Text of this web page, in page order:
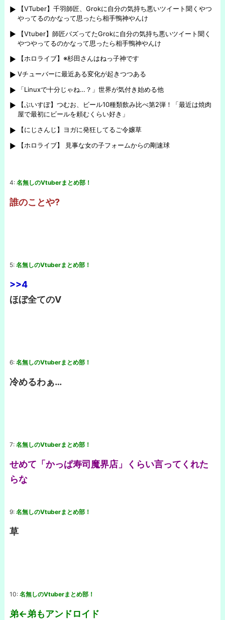
【VTuber】千羽師匠、Grokに自分の気持ち悪いツイート聞くやつ
やってるのかなって思ったら相手鴨神やんけ
【Vtuber】師匠バズってたGrokに自分の気持ち悪いツイート聞く
やつやってるのかなって思ったら相手鴨神やんけ
【ホロライブ】※杉田さんはねっ子神です
Vチューバーに最近ある変化が起きつつある
「Linuxで十分じゃね…？」世界が気付き始める他
【ぶいすぽ】つむお、ビール10種類飲み比べ第2弾！「最近は焼肉
屋で最初にビールを頼むくらい好き」
【にじさんじ】ヨガに発狂してるご令嬢草
【ホロライブ】 見事な女の子フォームからの剛速球
4: 名無しのVtuberまとめ部！
誰のことや?
5: 名無しのVtuberまとめ部！
>>4
ほぼ全てのV
6: 名無しのVtuberまとめ部！
冷めるわぁ…
7: 名無しのVtuberまとめ部！
せめて「かっぱ寿司魔界店」くらい言ってくれた
らな
9: 名無しのVtuberまとめ部！
草
10: 名無しのVtuberまとめ部！
弟←弟もアンドロイド